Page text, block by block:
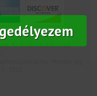
Az árváltoztatás jogát